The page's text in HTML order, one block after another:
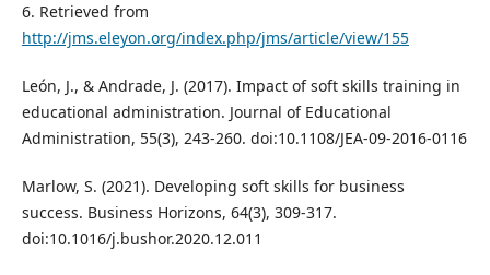
6. Retrieved from
http://jms.eleyon.org/index.php/jms/article/view/155
León, J., & Andrade, J. (2017). Impact of soft skills training in
educational administration. Journal of Educational
Administration, 55(3), 243-260. doi:10.1108/JEA-09-2016-0116
Marlow, S. (2021). Developing soft skills for business
success. Business Horizons, 64(3), 309-317.
doi:10.1016/j.bushor.2020.12.011